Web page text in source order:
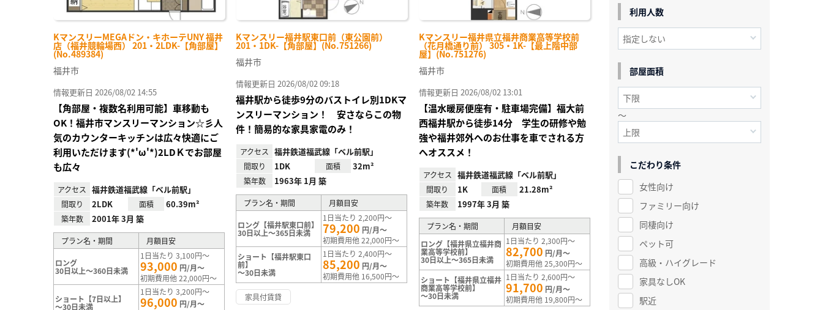
KマンスリーMEGAドン・キホーテUNY 福井
店（福井競輪場西） 201・2LDK-【角部屋】
(No.489384)
福井市
情報更新日 2026/08/02 14:55
【角部屋・複数名利用可能】車移動も
OK！福井市マンスリーマンション☆彡人
気のカウンターキッチンは広々快適にご
利用いただけます(*'ω'*)2LDＫでお部屋
も広々
アクセス 福井鉄道福武線「ベル前駅」
間取り 2LDK 面積 60.39m²
築年数 2001年 3月 築
プラン名・期間 月額目安
ロング
30日以上～360日未満
1日当たり 3,100円～
93,000 円/月～
初期費用他 22,000円～
ショート【7日以上】
～30日未満
1日当たり 3,200円～
96,000 円/月～
Kマンスリー福井駅東口前（東公園前）
201・1DK-【角部屋】(No.751266)
福井市
情報更新日 2026/08/02 09:18
福井駅から徒歩9分のバストイレ別1DKマ
ンスリーマンション！ 安さならこの物
件！簡易的な家具家電のみ！
アクセス 福井鉄道福武線「ベル前駅」
間取り 1DK 面積 32m²
築年数 1963年 1月 築
プラン名・期間 月額目安
ロング【福井駅東口前】
30日以上～365日未満
1日当たり 2,200円～
79,200 円/月～
初期費用他 22,000円～
ショート【福井駅東口
前】
～30日未満
1日当たり 2,400円～
85,200 円/月～
初期費用他 16,500円～
家具付賃貸
Kマンスリー福井県立福井商業高等学校前
（花月橋通り前） 305・1K-【最上階中部
屋】(No.751276)
福井市
情報更新日 2026/08/02 13:01
【温水暖房便座有・駐車場完備】福大前
西福井駅から徒歩14分 学生の研修や勉
強や福井郊外へのお仕事を車でされる方
へオススメ！
アクセス 福井鉄道福武線「ベル前駅」
間取り 1K 面積 21.28m²
築年数 1997年 3月 築
プラン名・期間
月額目安
ロング【福井県立福井商
業高等学校前】
30日以上～365日未満
1日当たり 2,300円～
82,700 円/月～
初期費用他 25,300円～
ショート【福井県立福井
商業高等学校前】
～30日未満
1日当たり 2,600円～
91,700 円/月～
初期費用他 19,800円～
利用人数
部屋面積
～
こだわり条件
女性向け
ファミリー向け
同棲向け
ペット可
高級・ハイグレード
家具なしOK
駅近